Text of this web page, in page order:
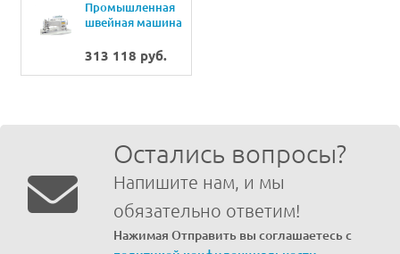
Промышленная
швейная машина
9010SS(SН)
313 118 руб.
Остались вопросы?
Напишите нам, и мы
обязательно ответим!
Нажимая Отправить вы соглашаетесь с